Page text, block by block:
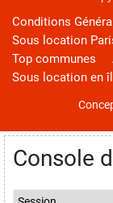
Conditions
Sous location
Top communes
Sous location en
Console